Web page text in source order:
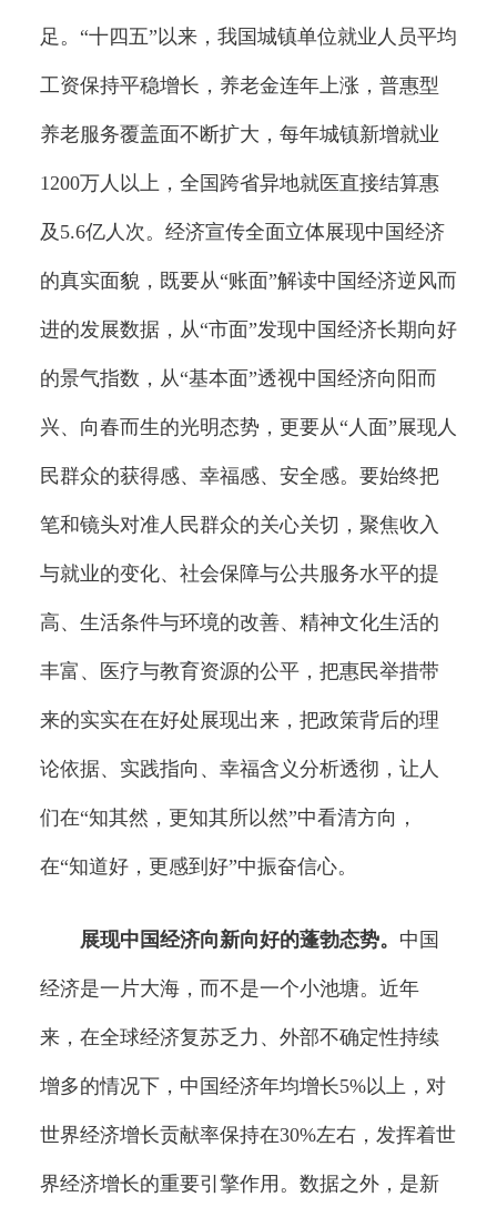
足。“十四五”以来，我国城镇单位就业人员平均
工资保持平稳增长，养老金连年上涨，普惠型
养老服务覆盖面不断扩大，每年城镇新增就业
1200万人以上，全国跨省异地就医直接结算惠
及5.6亿人次。经济宣传全面立体展现中国经济
的真实面貌，既要从“账面”解读中国经济逆风而
进的发展数据，从“市面”发现中国经济长期向好
的景气指数，从“基本面”透视中国经济向阳而
兴、向春而生的光明态势，更要从“人面”展现人
民群众的获得感、幸福感、安全感。要始终把
笔和镜头对准人民群众的关心关切，聚焦收入
与就业的变化、社会保障与公共服务水平的提
高、生活条件与环境的改善、精神文化生活的
丰富、医疗与教育资源的公平，把惠民举措带
来的实实在在好处展现出来，把政策背后的理
论依据、实践指向、幸福含义分析透彻，让人
们在“知其然，更知其所以然”中看清方向，
在“知道好，更感到好”中振奋信心。
展现中国经济向新向好的蓬勃态势。 中国
经济是一片大海，而不是一个小池塘。近年
来，在全球经济复苏乏力、外部不确定性持续
增多的情况下，中国经济年均增长5%以上，对
世界经济增长贡献率保持在30%左右，发挥着世
界经济增长的重要引擎作用。数据之外，是新